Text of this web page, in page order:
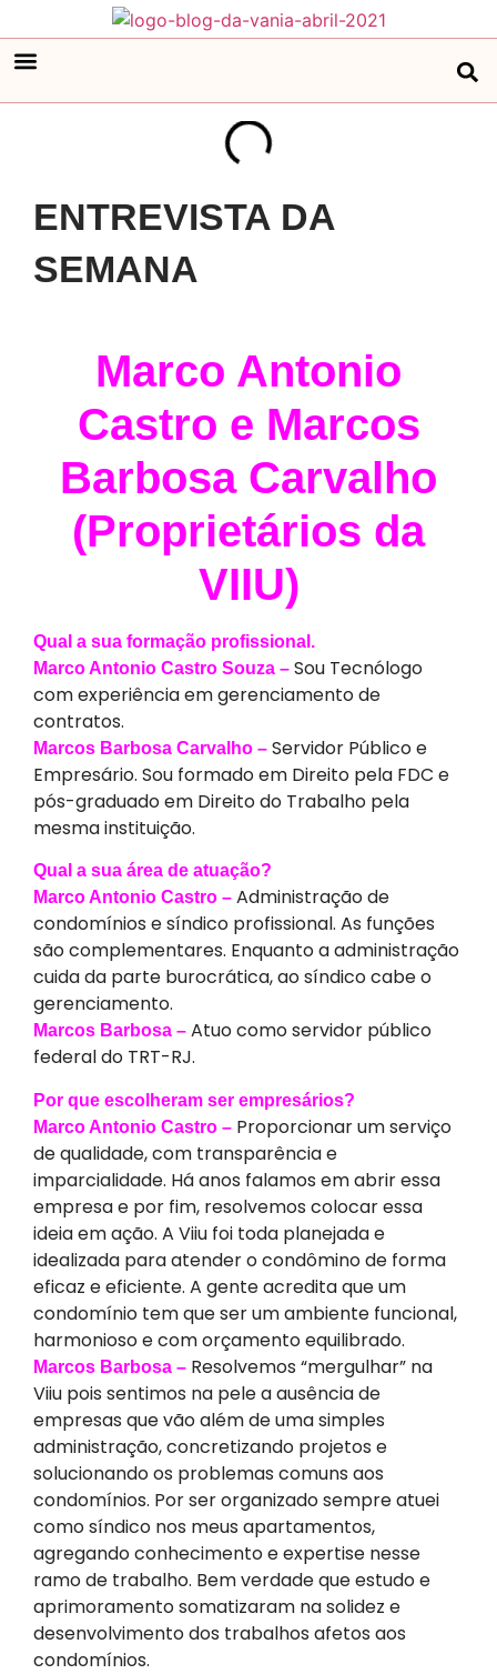
ENTREVISTA DA
SEMANA
Marco Antonio
Castro e Marcos
Barbosa Carvalho
(Proprietários da
VIIU)
Qual a sua formação profissional.
Marco Antonio Castro Souza – Sou Tecnólogo
com experiência em gerenciamento de
contratos.
Marcos Barbosa Carvalho – Servidor Público e
Empresário. Sou formado em Direito pela FDC e
pós-graduado em Direito do Trabalho pela
mesma instituição.
Qual a sua área de atuação?
Marco Antonio Castro – Administração de
condomínios e síndico profissional. As funções
são complementares. Enquanto a administração
cuida da parte burocrática, ao síndico cabe o
gerenciamento.
Marcos Barbosa – Atuo como servidor público
federal do TRT-RJ.
Por que escolheram ser empresários?
Marco Antonio Castro – Proporcionar um serviço
de qualidade, com transparência e
imparcialidade. Há anos falamos em abrir essa
empresa e por fim, resolvemos colocar essa
ideia em ação. A Viiu foi toda planejada e
idealizada para atender o condômino de forma
eficaz e eficiente. A gente acredita que um
condomínio tem que ser um ambiente funcional,
harmonioso e com orçamento equilibrado.
Marcos Barbosa – Resolvemos “mergulhar” na
Viiu pois sentimos na pele a ausência de
empresas que vão além de uma simples
administração, concretizando projetos e
solucionando os problemas comuns aos
condomínios. Por ser organizado sempre atuei
como síndico nos meus apartamentos,
agregando conhecimento e expertise nesse
ramo de trabalho. Bem verdade que estudo e
aprimoramento somatizaram na solidez e
desenvolvimento dos trabalhos afetos aos
condomínios.